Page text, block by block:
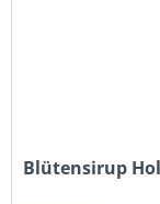
Blütensirup